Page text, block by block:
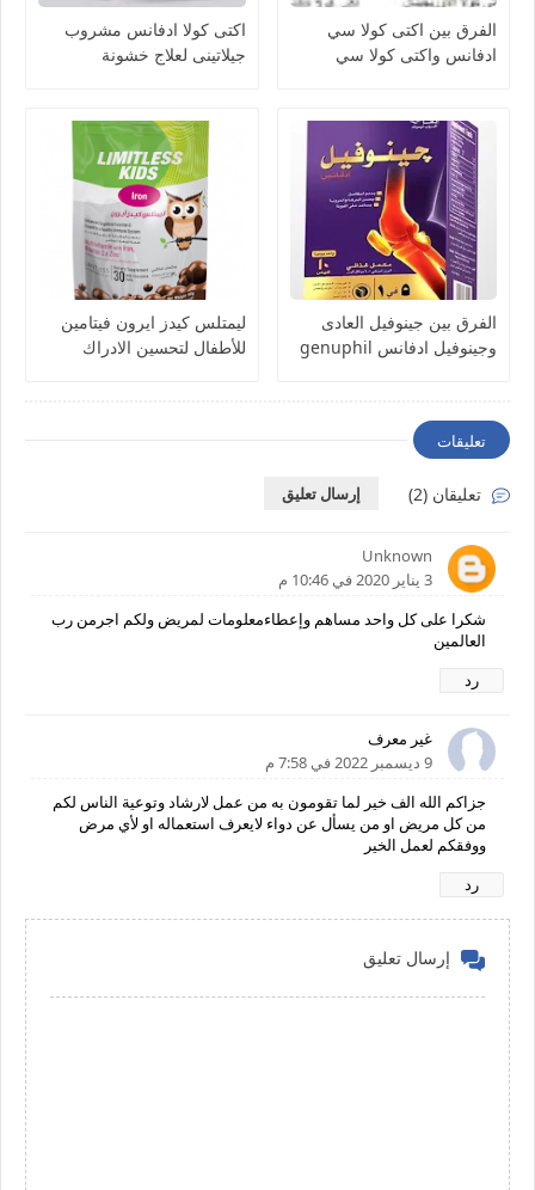
الفرق بين اكتى كولا سي
ادفانس واكتى كولا سي
اكتى كولا ادفانس مشروب
جيلاتينى لعلاج خشونة
الفرق بين جينوفيل العادى
وجينوفيل ادفانس genuphil
ليمتلس كيدز ايرون فيتامين
للأطفال لتحسين الادراك
تعليقات
تعليقان (2) إرسال تعليق
Unknown
3 يناير 2020 في 10:46 م
شكرا على كل واحد مساهم وإعطاءمعلومات لمريض ولكم اجرمن رب
العالمين
رد
غير معرف
9 ديسمبر 2022 في 7:58 م
جزاكم الله الف خير لما تقومون به من عمل لارشاد وتوعية الناس لكم
من كل مريض او من يسأل عن دواء لايعرف استعماله او لأي مرض
ووفقكم لعمل الخير
رد
إرسال تعليق